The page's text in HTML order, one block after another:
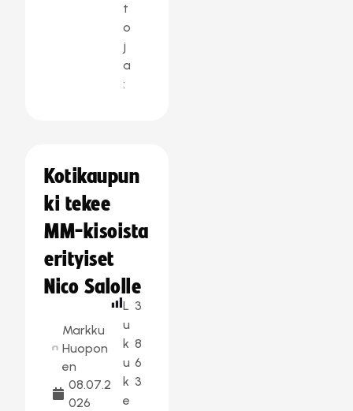
t
o
j
a
:
Kotikaupun
ki tekee
MM-kisoista
erityiset
Nico Salolle
Markku
Huopon
en
08.07.2
026
L
u
k
u
k
e
3
8
6
3